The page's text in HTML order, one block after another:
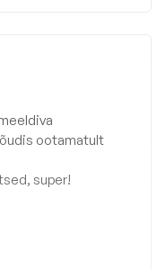
ootamatult
super!